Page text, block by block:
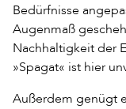
Bedürfnisse
Augenmaß
Nachhaltigkeit der
»Spagat« ist hier
Außerdem genügt